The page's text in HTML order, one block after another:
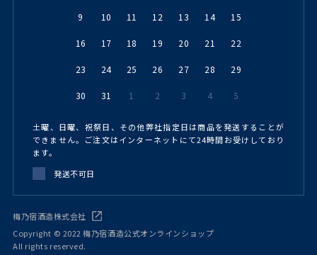
9 10 11 12 13 14 15
16 17 18 19 20 21 22
23 24 25 26 27 28 29
30 31 1 2 3 4 5
土曜、日曜、祝祭日、その他弊社指定日は商品を発送することが
できません。ご注文はインターネットにて24時間お受けしており
ます。
発送不可日
梅乃宿酒造株式会社
Copyright © 2022 梅乃宿酒造公式オンラインショップ
All rights reserved.